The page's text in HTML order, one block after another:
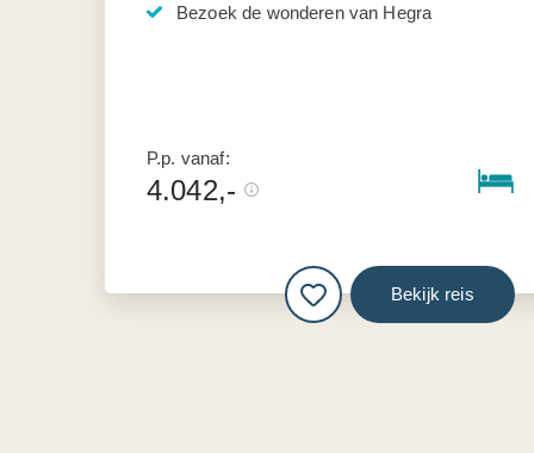
Bezoek de wonderen van Hegra
P.p. vanaf:
4.042,-
Bekijk reis